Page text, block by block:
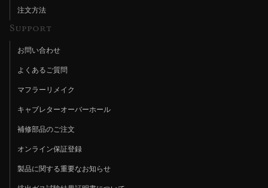
注文方法
Support
お問い合わせ
よくあるご質問
マフラーリメイク
キャブレターオーバーホール
補修部品のご注文
オンライン保証登録
製品に関する重要なお知らせ